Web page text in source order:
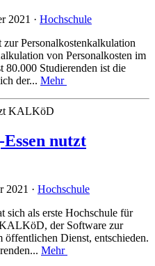
2021 · Hochschule
Personalkostenkalkulation
von Personalkosten im
Studierenden ist die
der... Mehr
nutzt
2021 · Hochschule
sich als erste Hochschule für
der Software zur
Dienst, entschieden.
Mehr